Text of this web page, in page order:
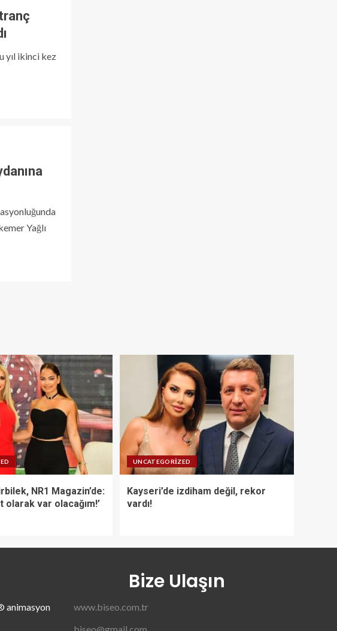
yıl ikinci kez
Yağlı
NR1 Magazin’de:
olarak var olacağım!’
UNCATEGORIZED
Kayseri’de izdiham değil, rekor
vardı!
animasyon
Bize Ulaşın
www.biseo.com.tr